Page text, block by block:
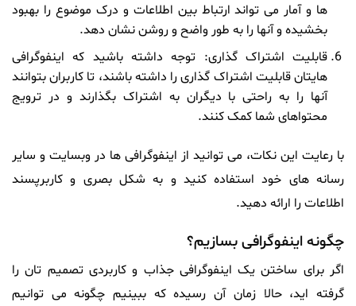
ها و آمار می تواند ارتباط بین اطلاعات و درک موضوع را بهبود
بخشیده و آنها را به طور واضح و روشن نشان دهد.
قابلیت اشتراک گذاری: توجه داشته باشید که اینفوگرافی
هایتان قابلیت اشتراک گذاری را داشته باشند، تا کاربران بتوانند
آنها را به راحتی با دیگران به اشتراک بگذارند و در ترویج
محتواهای شما کمک کنند.
با رعایت این نکات، می توانید از اینفوگرافی ها در وبسایت و سایر
رسانه های خود استفاده کنید و به شکل بصری و کاربرپسند
اطلاعات را ارائه دهید.
چگونه اینفوگرافی بسازیم؟
اگر برای ساختن یک اینفوگرافی جذاب و کاربردی تصمیم‌ تان را
گرفته‌ اید، حالا زمان آن رسیده که ببینیم چگونه می‌ توانیم